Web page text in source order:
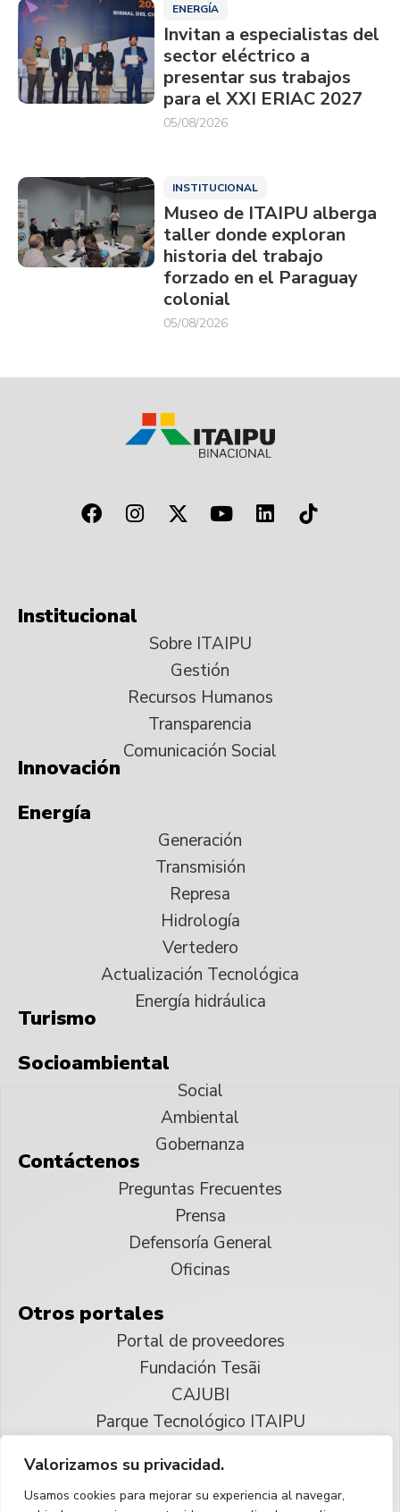
Valorizamos su privacidad.
Usamos cookies para mejorar su experiencia al navegar,
ENERGÍA
Invitan a especialistas del
sector eléctrico a
presentar sus trabajos
para el XXI ERIAC 2027
05/08/2026
INSTITUCIONAL
Museo de ITAIPU alberga
taller donde exploran
historia del trabajo
forzado en el Paraguay
colonial
05/08/2026
Institucional
Sobre ITAIPU
Gestión
Recursos Humanos
Transparencia
Comunicación Social
Innovación
Energía
Generación
Transmisión
Represa
Hidrología
Vertedero
Actualización Tecnológica
Energía hidráulica
Turismo
Socioambiental
Social
Ambiental
Gobernanza
Contáctenos
Preguntas Frecuentes
Prensa
Defensoría General
Oficinas
Otros portales
Portal de proveedores
Fundación Tesãi
CAJUBI
Parque Tecnológico ITAIPU